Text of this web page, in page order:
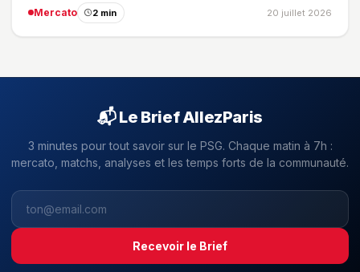
Mercato 2 min 20 juillet 2026
📬 Le Brief AllezParis
3 minutes pour tout savoir sur le PSG. Chaque matin à 7h :
mercato, matchs, analyses et les temps forts de la communauté.
Recevoir le Brief